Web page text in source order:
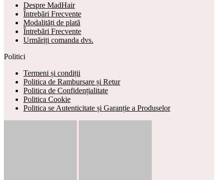
Despre MadHair
Întrebări Frecvente
Modalități de plată
Întrebări Frecvente
Urmăriți comanda dvs.
Politici
Termeni și condiții
Politica de Rambursare și Retur
Politica de Confidențialitate
Politica Cookie
Politica se Autenticitate și Garanție a Produselor